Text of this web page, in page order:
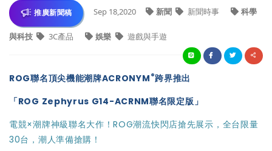
推廣新聞稿 Sep 18,2020 新聞 新聞時事 科學
與科技 3C產品 娛樂 遊戲與手遊
ROG聯名頂尖機能潮牌ACRONYM ®跨界推出
「ROG Zephyrus G14-ACRNM聯名限定版」
電競×潮牌神級聯名大作！ROG潮流快閃店搶先展示，全台限量
30台，潮人準備搶購！